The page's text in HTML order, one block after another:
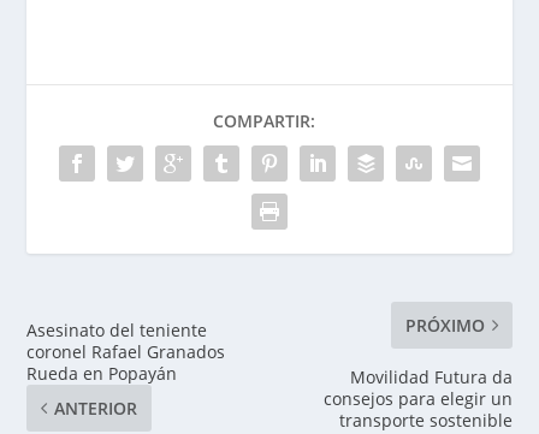
COMPARTIR:
Asesinato del teniente
coronel Rafael Granados
Rueda en Popayán
ANTERIOR
PRÓXIMO
Movilidad Futura da
consejos para elegir un
transporte sostenible